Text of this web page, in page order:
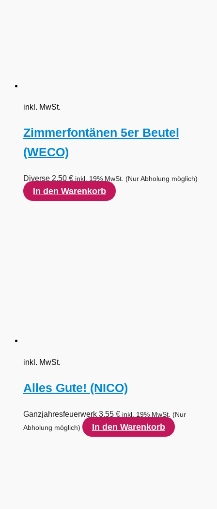
inkl. MwSt.
Zimmerfontänen 5er Beutel
(WECO)
Diverse 2,50 € inkl. 19% MwSt. (Nur Abholung möglich)
In den Warenkorb
inkl. MwSt.
Alles Gute! (NICO)
Ganzjahresfeuerwerk 3,55 € inkl. 19% MwSt. (Nur
Abholung möglich)
In den Warenkorb